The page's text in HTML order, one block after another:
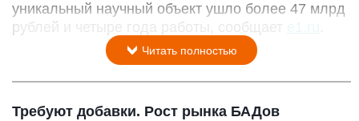
уникальный научный объект ушло более 47 млрд
рублей и четыре года работы, сообщает
e1.ru
Читать полностью
Требуют добавки. Рост рынка БАДов